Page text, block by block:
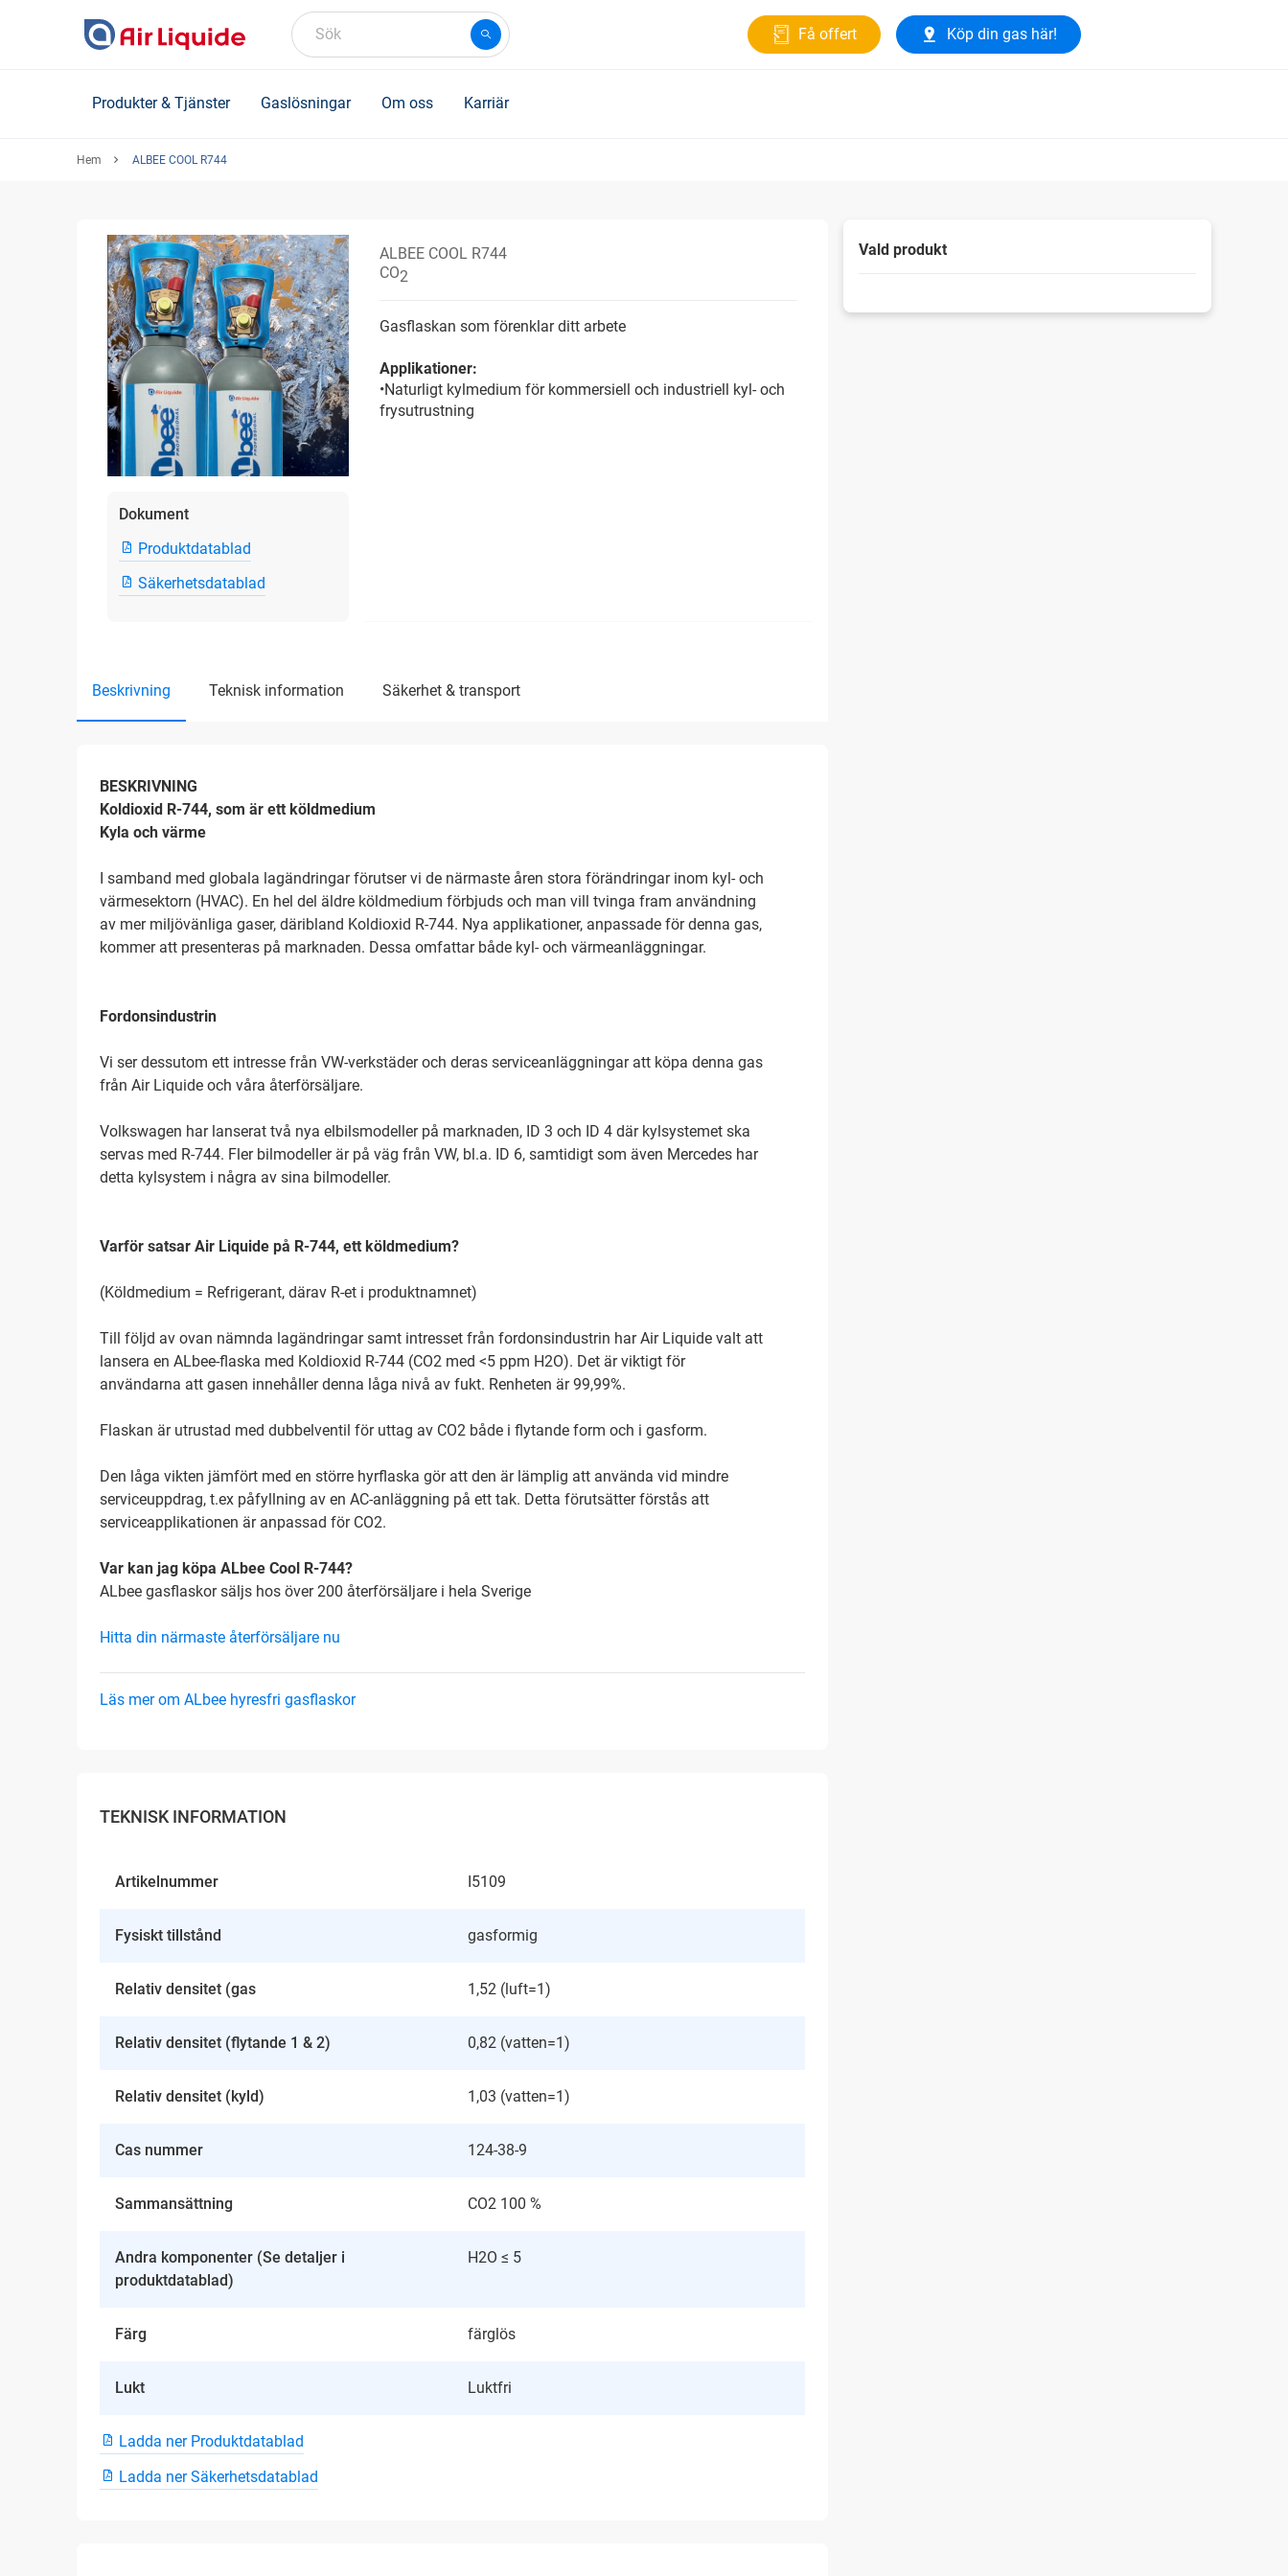
Sök Få offert Köp din gas här!
Produkter & Tjänster Gaslösningar Om oss Karriär
Hem ALBEE COOL R744
Dokument
Produktdatablad
Säkerhetsdatablad
ALBEE COOL R744
CO2
Gasflaskan som förenklar ditt arbete
Applikationer:
•Naturligt kylmedium för kommersiell och industriell kyl- och
frysutrustning
beskrivning teknisk information säkerhet & transport
BESKRIVNING
Koldioxid R-744, som är ett köldmedium
Kyla och värme
I samband med globala lagändringar förutser vi de närmaste åren stora förändringar inom kyl- och
värmesektorn (HVAC). En hel del äldre köldmedium förbjuds och man vill tvinga fram användning
av mer miljövänliga gaser, däribland Koldioxid R-744. Nya applikationer, anpassade för denna gas,
kommer att presenteras på marknaden. Dessa omfattar både kyl- och värmeanläggningar.
Fordonsindustrin
Vi ser dessutom ett intresse från VW-verkstäder och deras serviceanläggningar att köpa denna gas
från Air Liquide och våra återförsäljare.
Volkswagen har lanserat två nya elbilsmodeller på marknaden, ID 3 och ID 4 där kylsystemet ska
servas med R-744. Fler bilmodeller är på väg från VW, bl.a. ID 6, samtidigt som även Mercedes har
detta kylsystem i några av sina bilmodeller.
Varför satsar Air Liquide på R-744, ett köldmedium?
(Köldmedium = Refrigerant, därav R-et i produktnamnet)
Till följd av ovan nämnda lagändringar samt intresset från fordonsindustrin har Air Liquide valt att
lansera en ALbee-flaska med Koldioxid R-744 (CO2 med <5 ppm H2O). Det är viktigt för
användarna att gasen innehåller denna låga nivå av fukt. Renheten är 99,99%.
Flaskan är utrustad med dubbelventil för uttag av CO2 både i flytande form och i gasform.
Den låga vikten jämfört med en större hyrflaska gör att den är lämplig att använda vid mindre
serviceuppdrag, t.ex påfyllning av en AC-anläggning på ett tak. Detta förutsätter förstås att
serviceapplikationen är anpassad för CO2.
Var kan jag köpa ALbee Cool R-744?
ALbee gasflaskor säljs hos över 200 återförsäljare i hela Sverige
Hitta din närmaste återförsäljare nu
Läs mer om ALbee hyresfri gasflaskor
TEKNISK INFORMATION
Artikelnummer I5109
Fysiskt tillstånd gasformig
Relativ densitet (gas 1,52 (luft=1)
Relativ densitet (flytande 1 & 2) 0,82 (vatten=1)
Relativ densitet (kyld) 1,03 (vatten=1)
Cas nummer 124-38-9
Sammansättning CO2 100 %
Andra komponenter (Se detaljer i
produktdatablad)
H2O ≤ 5
Färg färglös
Lukt Luktfri
Ladda ner Produktdatablad
Ladda ner Säkerhetsdatablad
Vald produkt